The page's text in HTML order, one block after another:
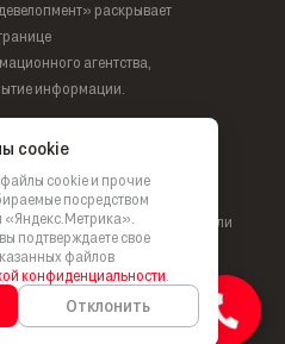
раскрывает
агентства,
информации.
данных
данных
данном сайте, носит
не является офертой или
п. 2 ст. 437 ГК РФ.
cookie
cookie и прочие
посредством
подтверждаете свое
файлов
конфиденциальности
Отклонить